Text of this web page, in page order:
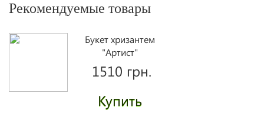
Рекомендуемые товары
Букет хризантем
"Артист"
1510 грн.
Купить